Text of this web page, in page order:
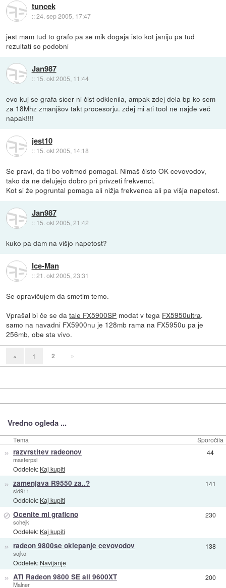
tuncek
::24. sep 2005, 17:47
jest mam tud to grafo pa se mik dogaja isto kot janiju pa tud
rezultati so podobni
Jan987
:: 15. okt 2005, 11:44
evo kuj se grafa sicer ni čist odklenila, ampak zdej dela bp ko sem
za 18Mhz zmanjšov takt procesorju. zdej mi ati tool ne najde več
napak!!!!
jest10
:: 15. okt 2005, 14:18
Se pravi, da ti bo voltmod pomagal. Nimaš čisto OK cevovodov,
tako da ne delujejo dobro pri privzeti frekvenci.
Kot si že pogruntal pomaga ali nižja frekvenca ali pa višja napetost.
Jan987
:: 15. okt 2005, 21:42
kuko pa dam na višjo napetost?
Ice-Man
::21. okt 2005, 23:31
Se opravičujem da smetim temo.
Vprašal bi če se datale FX5900SP modat v tega FX5950ultra.
samo na navadni FX5900nu je 128mb rama na FX5950u pa je
256mb, obe sta vivo.
« 1 2 »
Vredno ogleda ...
Tema Sporočila
» razvrstitev radeonov
masterpsi
Oddelek: Kaj kupiti
44
» zamenjava R9550 za..?
sid911
Oddelek: Kaj kupiti
141
⊘ Ocenite mi graficno
schejk
Oddelek: Kaj kupiti
230
» radeon 9800se oklepanje cevovodov
sojko
Oddelek: Navijanje
138
» ATI Radeon 9800 SE ali 9600XT
Malner
200